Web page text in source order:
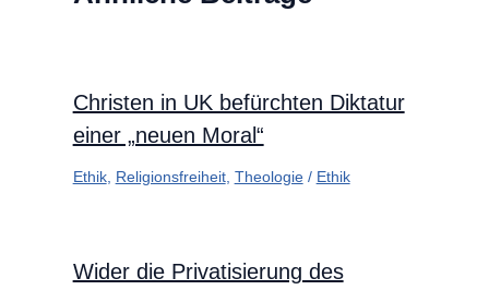
Christen in UK befürchten Diktatur
einer „neuen Moral“
Ethik, Religionsfreiheit, Theologie/ Ethik
Wider die Privatisierung des